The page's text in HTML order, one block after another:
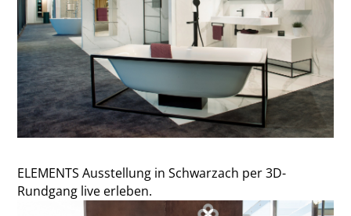
ELEMENTS Ausstellung in Schwarzach per 3D-
Rundgang live erleben.